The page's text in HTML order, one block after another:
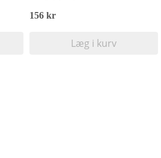
156 kr
Læg i kurv